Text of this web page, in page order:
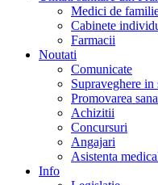
Medici de
Cabinete
Farmacii
Noutati
Comunicate
Supraveghere in
Promovarea
Achizitii
Concursuri
Angajari
Asistenta
Info